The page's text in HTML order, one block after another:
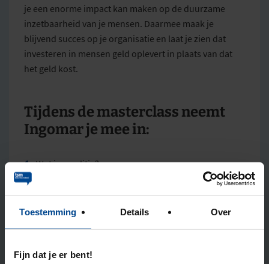
Toestemming Details Over
Fijn dat je er bent!
je een enorme impact kan maken op de duurzame
inzetbaarheid van je mensen. Daarmee maak je
blijvend succes op je organisatie en laat je zien dat
investeren in mensen geld oplevert in plaats van dat
het geld kost.
Tijdens de masterclass neemt
Ingomar je mee in:
Wat is amplitie?
De ervaring vanuit de praktijk. Hoe ver ga je als
werkgever en waarom?
van een amplitieve organisatie en waarom dit zo